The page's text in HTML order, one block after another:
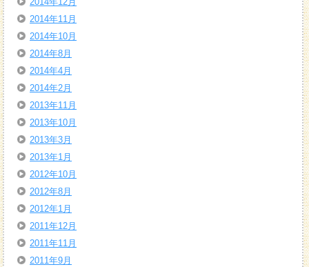
2014年11月
2014年10月
2014年8月
2014年4月
2014年2月
2013年11月
2013年10月
2013年3月
2013年1月
2012年10月
2012年8月
2012年1月
2011年12月
2011年11月
2011年9月